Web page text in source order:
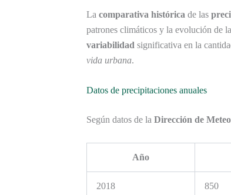
La comparativa histórica de las
patrones climáticos y la evolución de
variabilidad significativa en la
vida urbana.
Datos de precipitaciones anuales
Según datos de la Dirección de
Año
2018 850